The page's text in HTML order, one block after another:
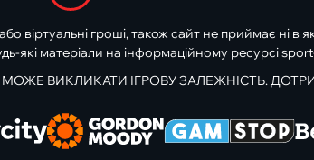
віртуальні гроші, також сайт не приймає ні в
які матеріали на інформаційному ресурсі
МОЖЕ ВИКЛИКАТИ ІГРОВУ ЗАЛЕЖНІСТЬ.